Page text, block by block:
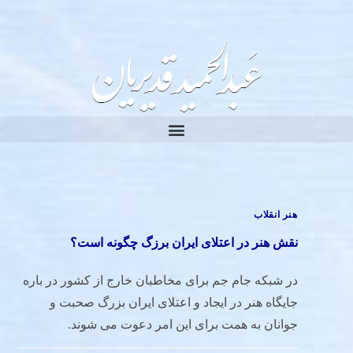
هنر انقلاب
نقش هنر در اعتلای ایران برزگ چگونه است؟
در شبکه جام جم برای مخاطبان خارج از کشور در باره
جایگاه هنر در ایجاد و اعتلای ایران بزرگ صحبت و
جوانان به همت برای این امر دعوت می شوند.